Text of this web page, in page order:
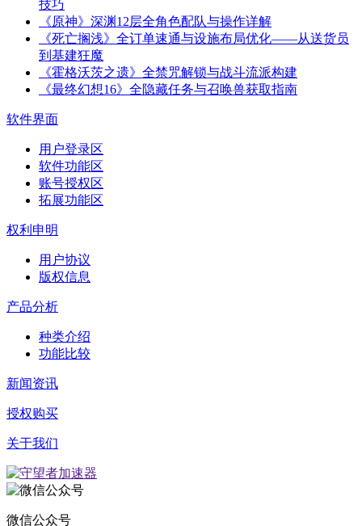
技巧
《原神》深渊12层全角色配队与操作详解
《死亡搁浅》全订单速通与设施布局优化——从送货员
到基建狂魔
《霍格沃茨之遗》全禁咒解锁与战斗流派构建
《最终幻想16》全隐藏任务与召唤兽获取指南
软件界面
用户登录区
软件功能区
账号授权区
拓展功能区
权利申明
用户协议
版权信息
产品分析
种类介绍
功能比较
新闻资讯
授权购买
关于我们
微信公众号